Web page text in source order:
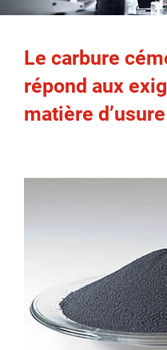
Le carbure
répond aux
matière d’usure